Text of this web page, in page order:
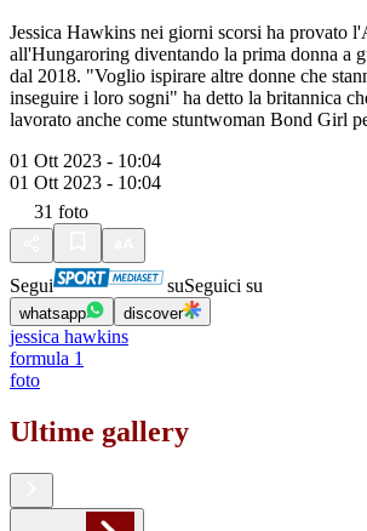
Jessica Hawkins nei giorni scorsi ha provato
all'Hungaroring diventando la prima donna a
dal 2018. "Voglio ispirare altre donne che
inseguire i loro sogni" ha detto la britannica
lavorato anche come stuntwoman Bond Girl
01 Ott 2023 - 10:04
01 Ott 2023 - 10:04
31 foto
Segui suSeguici su
whatsapp discover
jessica hawkins
formula 1
foto
Ultime gallery